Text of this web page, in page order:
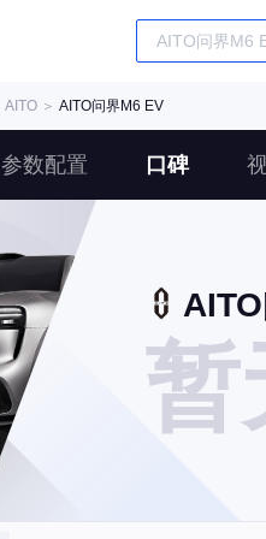
AITO ＞ AITO问界M6 EV
参数配置 口碑
暂